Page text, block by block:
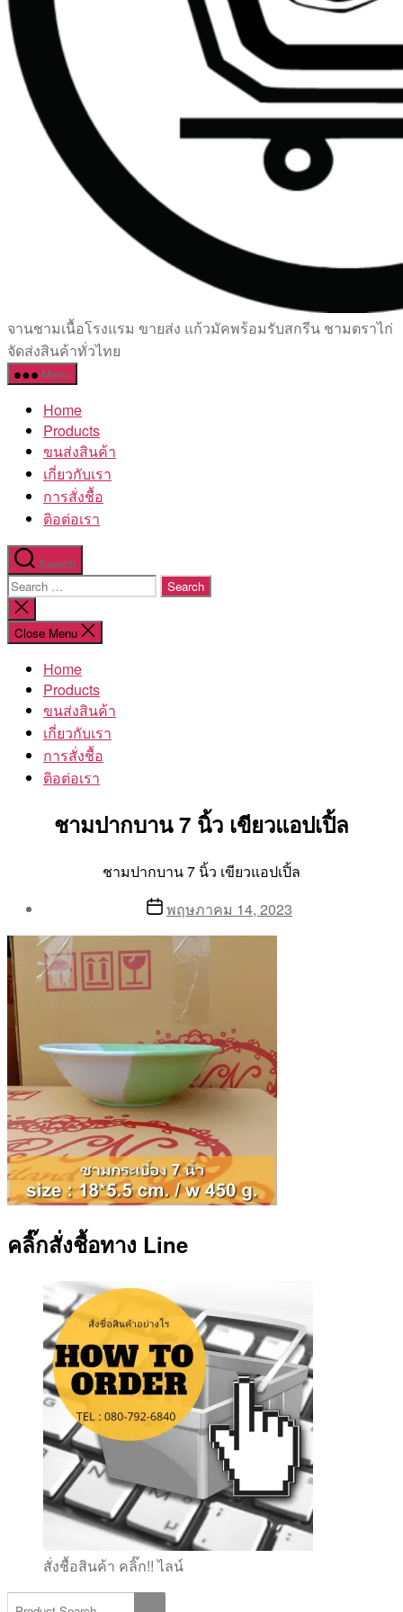
เซรามิค
ครบ
ครัน
โรงงาน
จานชามเนื้อโรงแรม ขายส่ง แก้วมัคพร้อมรับสกรีน ชามตราไก่
จัดส่งสินค้าทั่วไทย
Menu
Home
Products
ขนส่งสินค้า
เกี่ยวกับเรา
การสั่งชื้อ
ติอต่อเรา
Search
Search
for:
Close
search
Close Menu
Home
Products
ขนส่งสินค้า
เกี่ยวกับเรา
การสั่งชื้อ
ติอต่อเรา
ชามปากบาน 7 นิ้ว เขียวแอปเปิ้ล
ชามปากบาน 7 นิ้ว เขียวแอปเปิ้ล
By
Aea
Postพฤษภาคม 14, 2023
คลิ๊กสั่งชื้อทาง Line
สั่งชื้อสินค้า คลิ๊ก!! ไลน์